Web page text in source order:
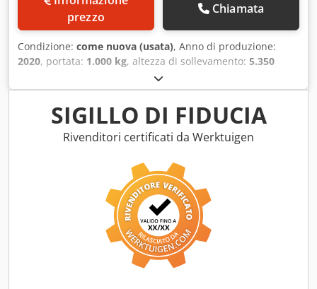
prezzo
Chiamata
Condizione: come nuova (usata), Anno di produzione:
2020, portata: 1.000 kg, altezza di sollevamento: 5.350
2.900 mm
funzionamento:1.306 h, tipo di carburante:elettrico, tipo
di montante:duplex , Produttore + modello: STILL EK-X 10
Montante: 2W5350 ID: 25081.5290 Categoria: Demo
Montante: 2W Altezza abbassata: 2900 mm Altezza di
piattaforma: 4750 mm Altezza picking: 6350 mm
Sollevamento iniziale: Sì Larghezza cabina: 1200 mm
Dedjzq Ug Dopfx Appewa Anno: 2020 Ore: 1306 ore
Capacità: 24 V / 620 Ah Opzioni: 2 x Blue spot
Completamente COME nuovo!!
SIGILLO DI FIDUCIA
Rivenditori certificati da Werktuigen